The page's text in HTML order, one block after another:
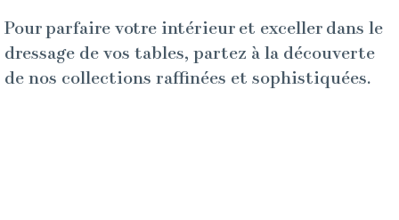
Pour parfaire votre intérieur et exceller dans le
dressage de vos tables, partez à la découverte
de nos collections raffinées et sophistiquées.